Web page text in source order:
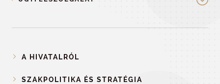
A HIVATALRÓL
SZAKPOLITIKA ÉS STRATÉGIA